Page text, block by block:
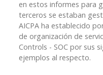
en estos informes para
terceros se estaban
AICPA ha establecido
de organización de
Controls - SOC por sus
ejemplos al respecto.